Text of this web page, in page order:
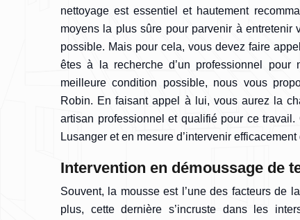
nettoyage est essentiel et hautement
moyens la plus sûre pour parvenir à entretenir
possible. Mais pour cela, vous devez faire
êtes à la recherche d’un professionnel pour
meilleure condition possible, nous vous
Robin. En faisant appel à lui, vous aurez la
artisan professionnel et qualifié pour ce
Lusanger et en mesure d’intervenir
Intervention en démoussage de
Souvent, la mousse est l’une des facteurs de
plus, cette dernière s’incruste dans les